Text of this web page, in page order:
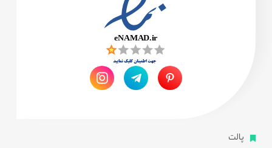
پالت